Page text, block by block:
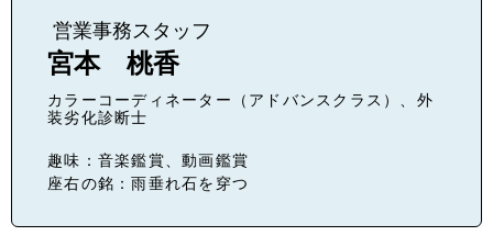
営業事務スタッフ
宮本 桃香
カラーコーディネーター（アドバンスクラス）、外
装劣化診断士
趣味：音楽鑑賞、動画鑑賞
座右の銘：雨垂れ石を穿つ